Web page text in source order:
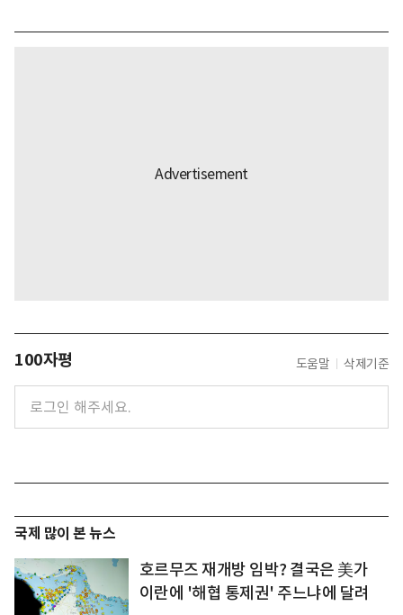
100자평 도움말 삭제기준
국제 많이 본 뉴스
호르무즈 재개방 임박? 결국은 美가
이란에 '해협 통제권' 주느냐에 달려